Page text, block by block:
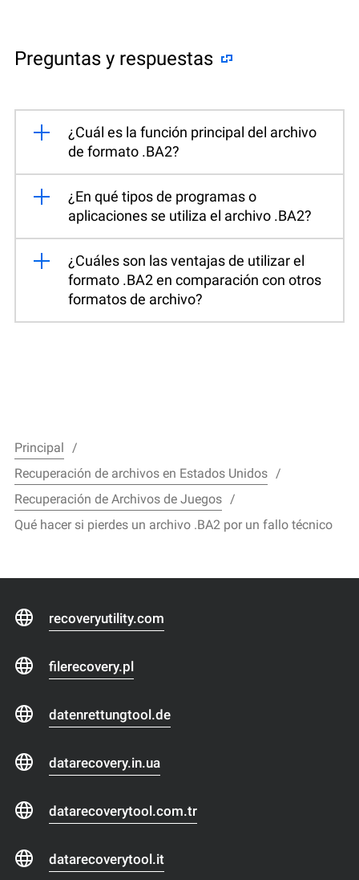
Preguntas y respuestas
¿Cuál es la función principal del archivo
de formato .BA2?
¿En qué tipos de programas o
aplicaciones se utiliza el archivo .BA2?
¿Cuáles son las ventajas de utilizar el
formato .BA2 en comparación con otros
formatos de archivo?
Principal
Recuperación de archivos en Estados Unidos
Recuperación de Archivos de Juegos
Qué hacer si pierdes un archivo .BA2 por un fallo técnico
recoveryutility.com
filerecovery.pl
datenrettungtool.de
datarecovery.in.ua
datarecoverytool.com.tr
datarecoverytool.it